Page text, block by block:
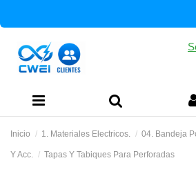
Inicio 1. Materiales Electricos. 04. Bandeja
Y Acc. Tapas Y Tabiques Para Perforadas